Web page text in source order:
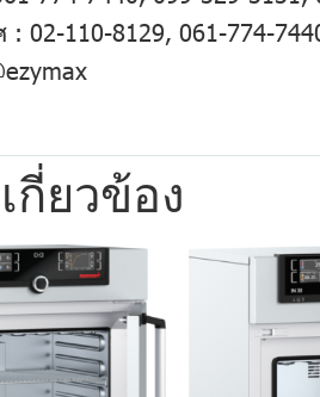
: 02-110-8129, 061-774-
กี่ยวข้อง